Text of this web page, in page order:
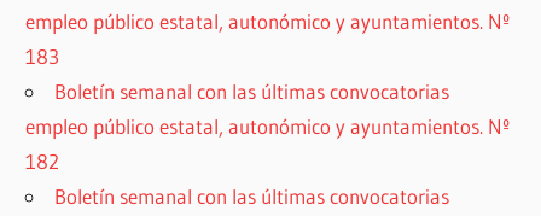
empleo público estatal, autonómico y ayuntamientos. Nº
183
Boletín semanal con las últimas convocatorias
empleo público estatal, autonómico y ayuntamientos. Nº
182
Boletín semanal con las últimas convocatorias